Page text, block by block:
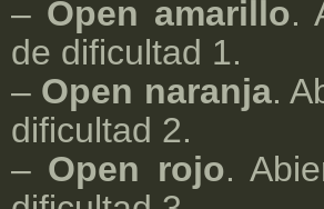
– Open amarillo.
de dificultad 1.
– Open naranja.
dificultad 2.
– Open rojo.